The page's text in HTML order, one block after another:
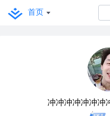
首页
冲冲冲冲冲冲冲